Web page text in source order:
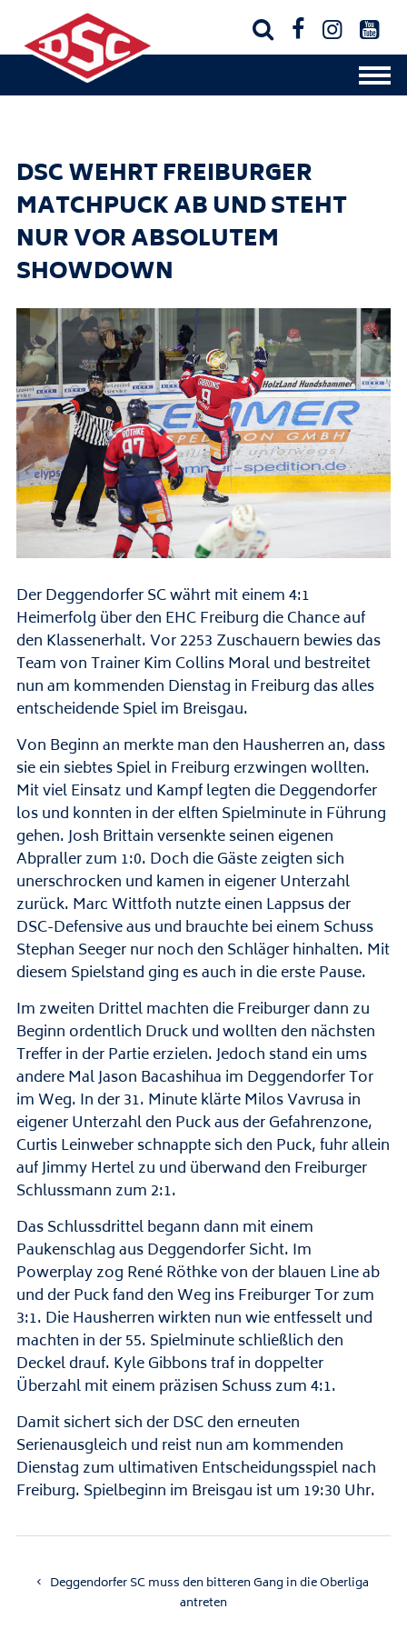
   
DSC WEHRT FREIBURGER
MATCHPUCK AB UND STEHT
NUR VOR ABSOLUTEM
SHOWDOWN
Der Deggendorfer SC währt mit einem 4:1
Heimerfolg über den EHC Freiburg die Chance auf
den Klassenerhalt. Vor 2253 Zuschauern bewies das
Team von Trainer Kim Collins Moral und bestreitet
nun am kommenden Dienstag in Freiburg das alles
entscheidende Spiel im Breisgau.
Von Beginn an merkte man den Hausherren an, dass
sie ein siebtes Spiel in Freiburg erzwingen wollten.
Mit viel Einsatz und Kampf legten die Deggendorfer
los und konnten in der elften Spielminute in Führung
gehen. Josh Brittain versenkte seinen eigenen
Abpraller zum 1:0. Doch die Gäste zeigten sich
unerschrocken und kamen in eigener Unterzahl
zurück. Marc Wittfoth nutzte einen Lappsus der
DSC-Defensive aus und brauchte bei einem Schuss
Stephan Seeger nur noch den Schläger hinhalten. Mit
diesem Spielstand ging es auch in die erste Pause.
Im zweiten Drittel machten die Freiburger dann zu
Beginn ordentlich Druck und wollten den nächsten
Treffer in der Partie erzielen. Jedoch stand ein ums
andere Mal Jason Bacashihua im Deggendorfer Tor
im Weg. In der 31. Minute klärte Milos Vavrusa in
eigener Unterzahl den Puck aus der Gefahrenzone,
Curtis Leinweber schnappte sich den Puck, fuhr allein
auf Jimmy Hertel zu und überwand den Freiburger
Schlussmann zum 2:1.
Das Schlussdrittel begann dann mit einem
Paukenschlag aus Deggendorfer Sicht. Im
Powerplay zog René Röthke von der blauen Line ab
und der Puck fand den Weg ins Freiburger Tor zum
3:1. Die Hausherren wirkten nun wie entfesselt und
machten in der 55. Spielminute schließlich den
Deckel drauf. Kyle Gibbons traf in doppelter
Überzahl mit einem präzisen Schuss zum 4:1.
Damit sichert sich der DSC den erneuten
Serienausgleich und reist nun am kommenden
Dienstag zum ultimativen Entscheidungsspiel nach
Freiburg. Spielbeginn im Breisgau ist um 19:30 Uhr.
Deggendorfer SC muss den bitteren Gang in die Oberliga
antreten